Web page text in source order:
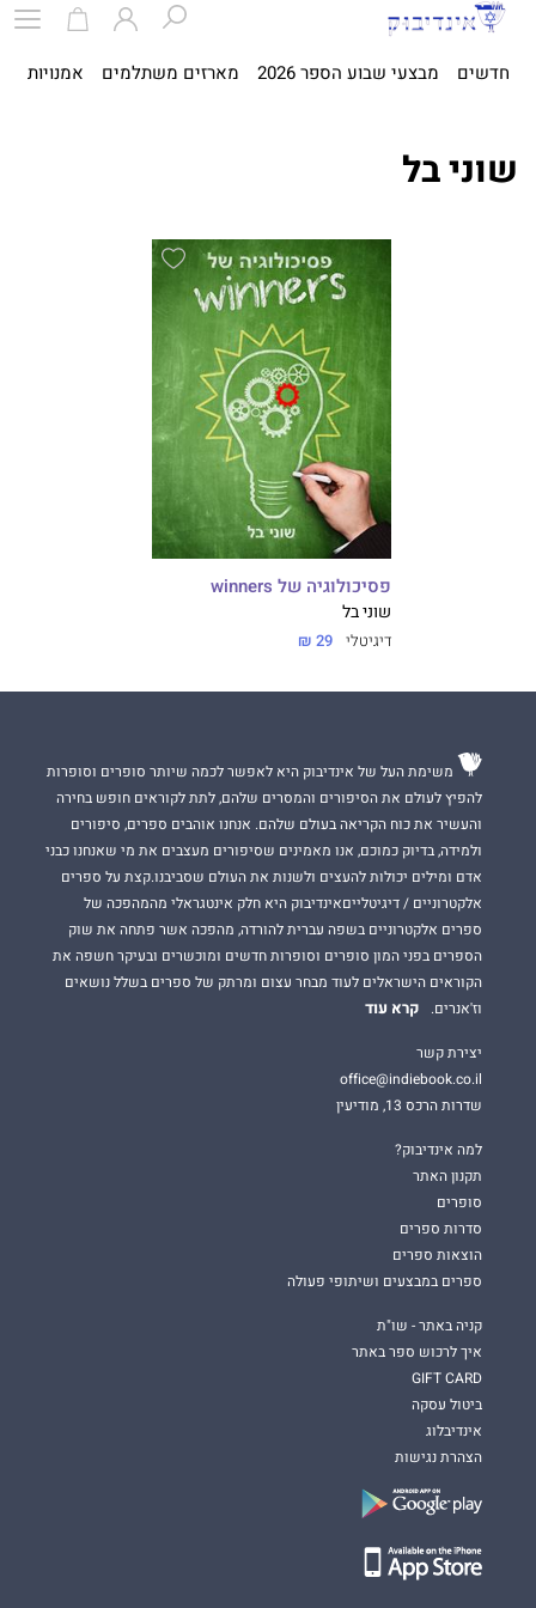
חדשים מבצעי שבוע הספר 2026 מארזים משתלמים אמנויות
שוני בל
פסיכולוגיה של winners
שוני בל
דיגיטלי 29 ₪
משימת העל של אינדיבוק היא לאפשר לכמה שיותר סופרים וסופרות
להפיץ לעולם את הסיפורים והמסרים שלהם, לתת לקוראים חופש בחירה
והעשיר את כוח הקריאה בעולם שלהם. אנחנו אוהבים ספרים, סיפורים
ולמידה, בדיוק כמוכם, אנו מאמינים שסיפורים מעצבים את מי שאנחנו כבני
אדם ומילים יכולות להעצים ולשנות את העולם שסביבנו.קצת על ספרים
אלקטרוניים / דיגיטלייםאינדיבוק היא חלק אינטגראלי מהמהפכה של
ספרים אלקטרוניים בשפה עברית להורדה, מהפכה אשר פתחה את שוק
הספרים בפני המון סופרים וסופרות חדשים ומוכשרים ובעיקר חשפה את
הקוראים הישראלים לעוד מבחר עצום ומרתק של ספרים בשלל נושאים
וז'אנרים.
קרא עוד
יצירת קשר
office@indiebook.co.il
שדרות הרכס 13, מודיעין
למה אינדיבוק?
תקנון האתר
סופרים
סדרות ספרים
הוצאות ספרים
ספרים במבצעים ושיתופי פעולה
קניה באתר - שו"ת
איך לרכוש ספר באתר
GIFT CARD
ביטול עסקה
אינדיבלוג
הצהרת נגישות